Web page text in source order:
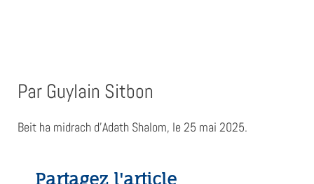
Par Guylain Sitbon
Beit ha midrach d’Adath Shalom, le 25 mai 2025.
Partagez l'article